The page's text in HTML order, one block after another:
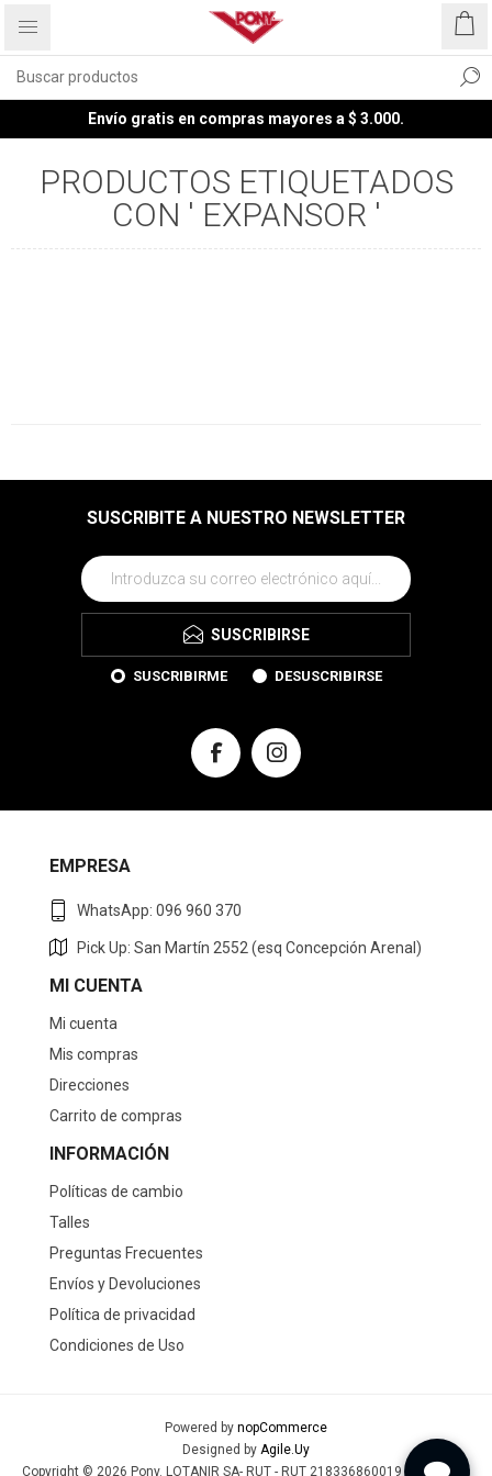
Envío gratis en compras mayores a $ 3.000.
PRODUCTOS ETIQUETADOS
CON ' EXPANSOR '
SUSCRIBITE A NUESTRO NEWSLETTER
SUSCRIBIRSE
SUSCRIBIRME DESUSCRIBIRSE
EMPRESA
WhatsApp: 096 960 370
Pick Up: San Martín 2552 (esq Concepción Arenal)
MI CUENTA
Mi cuenta
Mis compras
Direcciones
Carrito de compras
INFORMACIÓN
Políticas de cambio
Talles
Preguntas Frecuentes
Envíos y Devoluciones
Política de privacidad
Condiciones de Uso
Powered by nopCommerce
Designed by Agile.Uy
Copyright © 2026 Pony. LOTANIR SA- RUT - RUT 218336860019 - Todos los